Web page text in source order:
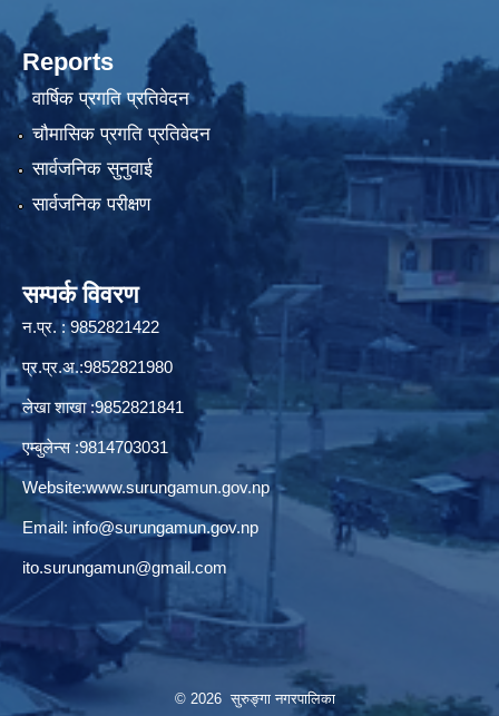
Reports
वार्षिक प्रगति प्रतिवेदन
चौमासिक प्रगति प्रतिवेदन
सार्वजनिक सुनुवाई
सार्वजनिक परीक्षण
सम्पर्क विवरण
न.प्र. : 9852821422
प्र.प्र.अ.:9852821980
लेखा शाखा :9852821841
एम्बुलेन्स :9814703031
Website:www.surungamun.gov.np
Email: info@surungamun.gov.np
ito.surungamun@gmail.com
© 2026 सुरुङ्‍गा नगरपालिका